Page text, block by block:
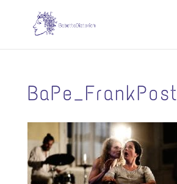
BaPe_FrankPost